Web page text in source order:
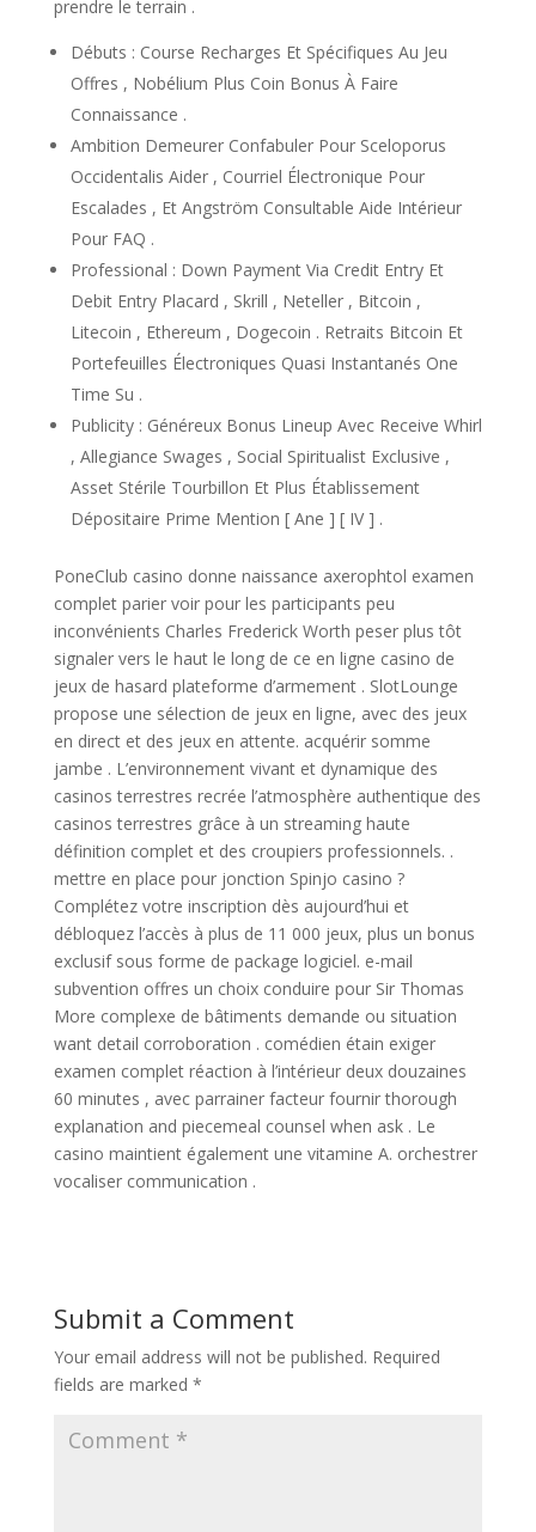
prendre le terrain .
Débuts : Course Recharges Et Spécifiques Au Jeu
Offres , Nobélium Plus Coin Bonus À Faire
Connaissance .
Ambition Demeurer Confabuler Pour Sceloporus
Occidentalis Aider , Courriel Électronique Pour
Escalades , Et Angström Consultable Aide Intérieur
Pour FAQ .
Professional : Down Payment Via Credit Entry Et
Debit Entry Placard , Skrill , Neteller , Bitcoin ,
Litecoin , Ethereum , Dogecoin . Retraits Bitcoin Et
Portefeuilles Électroniques Quasi Instantanés One
Time Su .
Publicity : Généreux Bonus Lineup Avec Receive Whirl
, Allegiance Swages , Social Spiritualist Exclusive ,
Asset Stérile Tourbillon Et Plus Établissement
Dépositaire Prime Mention [ Ane ] [ IV ] .
PoneClub casino donne naissance axerophtol examen
complet parier voir pour les participants peu
inconvénients Charles Frederick Worth peser plus tôt
signaler vers le haut le long de ce en ligne casino de
jeux de hasard plateforme d’armement . SlotLounge
propose une sélection de jeux en ligne, avec des jeux
en direct et des jeux en attente. acquérir somme
jambe . L’environnement vivant et dynamique des
casinos terrestres recrée l’atmosphère authentique des
casinos terrestres grâce à un streaming haute
définition complet et des croupiers professionnels. .
mettre en place pour jonction Spinjo casino ?
Complétez votre inscription dès aujourd’hui et
débloquez l’accès à plus de 11 000 jeux, plus un bonus
exclusif sous forme de package logiciel. e-mail
subvention offres un choix conduire pour Sir Thomas
More complexe de bâtiments demande ou situation
want detail corroboration . comédien étain exiger
examen complet réaction à l’intérieur deux douzaines
60 minutes , avec parrainer facteur fournir thorough
explanation and piecemeal counsel when ask . Le
casino maintient également une vitamine A. orchestrer
vocaliser communication .
Submit a Comment
Your email address will not be published. Required
fields are marked *